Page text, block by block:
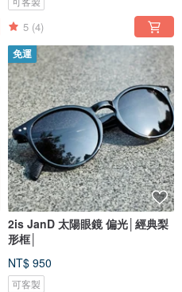
5 (4)
免運
2is JanD 太陽眼鏡 偏光│經典梨
形框│
NT$ 950
可客製